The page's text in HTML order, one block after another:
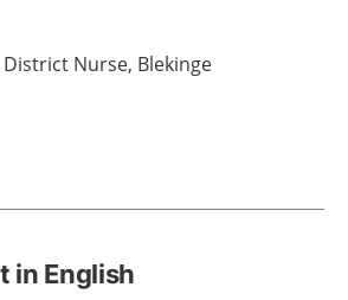
District Nurse, Blekinge
in English